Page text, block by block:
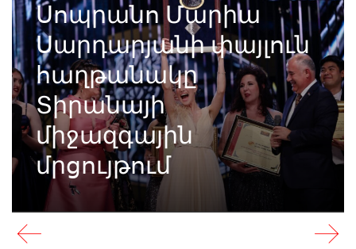
Սոպրանո Մարիա
Սարդարյանի փայլուն
հաղթանակը
Տիրանայի
միջազգային
մրցույթում